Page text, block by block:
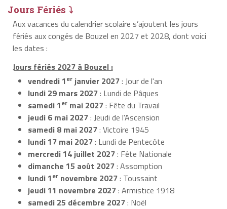
Jours Fériés ⤵
Aux vacances du calendrier scolaire s’ajoutent les jours
fériés aux congés de Bouzel en 2027 et 2028, dont voici
les dates :
Jours fériés 2027 à Bouzel :
vendredi 1er janvier 2027: Jour de l'an
lundi 29 mars 2027: Lundi de Pâques
samedi 1er mai 2027: Fête du Travail
jeudi 6 mai 2027: Jeudi de l'Ascension
samedi 8 mai 2027: Victoire 1945
lundi 17 mai 2027: Lundi de Pentecôte
mercredi 14 juillet 2027: Fête Nationale
dimanche 15 août 2027: Assomption
lundi 1er novembre 2027: Toussaint
jeudi 11 novembre 2027: Armistice 1918
samedi 25 décembre 2027: Noël